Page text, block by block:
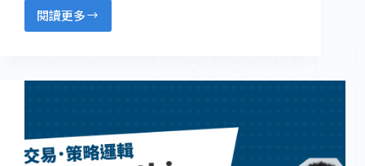
閱讀更多